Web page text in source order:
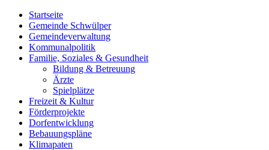
Startseite
Gemeinde Schwülper
Gemeindeverwaltung
Kommunalpolitik
Familie, Soziales & Gesundheit
Bildung & Betreuung
Ärzte
Spielplätze
Freizeit & Kultur
Förderprojekte
Dorfentwicklung
Bebauungspläne
Klimapaten